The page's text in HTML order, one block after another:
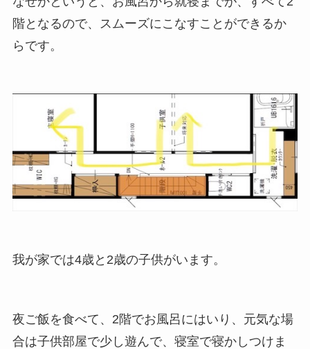
階となるので、スムーズにこなすことができるか
らです。
我が家では4歳と2歳の子供がいます。
夜ご飯を食べて、2階でお風呂にはいり、元気な場
合は子供部屋で少し遊んで、寝室で寝かしつけま